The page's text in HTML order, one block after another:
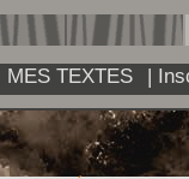
MES TEXTES |